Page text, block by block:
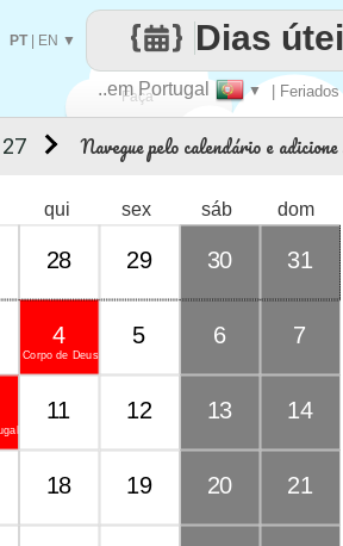
Faça
..em Portugal ▼ |
Dias
PT| EN ▼
Navegue pelo calendário e
qui sex sáb dom
28 29 30 31
Corpo de Deus
4 5 6 7
11 12 13 14
18 19 20 21